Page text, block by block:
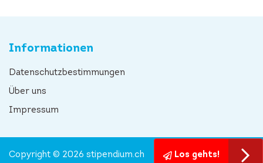
Informationen
Datenschutzbestimmungen
Über uns
Impressum
Los gehts!
Copyright © 2026 stipendium.ch